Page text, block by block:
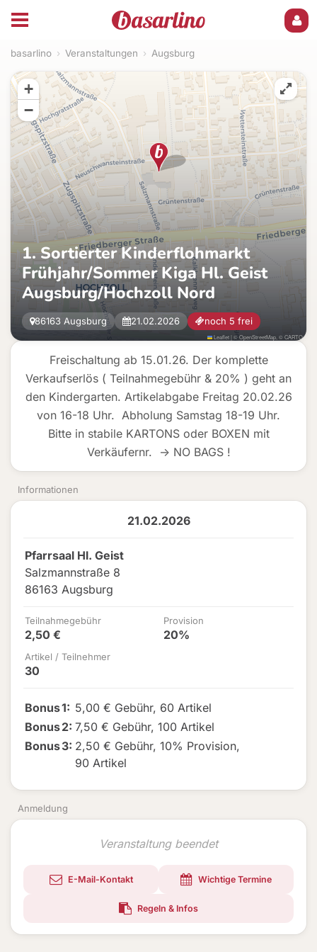
basarlino › Veranstaltungen › Augsburg
Freischaltung ab 15.01.26. Der komplette
Verkaufserlös ( Teilnahmegebühr & 20% ) geht an
den Kindergarten. Artikelabgabe Freitag 20.02.26
von 16-18 Uhr. Abholung Samstag 18-19 Uhr.
Bitte in stabile KARTONS oder BOXEN mit
Verkäufernr. -> NO BAGS !
Informationen
Anmeldung
21.02.2026
Pfarrsaal Hl. Geist
Salzmannstraße 8
86163 Augsburg
Teilnahmegebühr
2,50 €
Provision
20%
Artikel / Teilnehmer
30
Bonus1: 5,00 € Gebühr, 60 Artikel
Bonus2: 7,50 € Gebühr, 100 Artikel
Bonus3: 2,50 € Gebühr, 10% Provision,
90 Artikel
Veranstaltung beendet
E-Mail-Kontakt Wichtige Termine
Regeln & Infos
1. Sortierter Kinderflohmarkt
Frühjahr/Sommer Kiga Hl. Geist
Augsburg/Hochzoll Nord
86163 Augsburg 21.02.2026 noch 5 frei
+
−
Leaflet|©OpenStreetMap , ©CARTO